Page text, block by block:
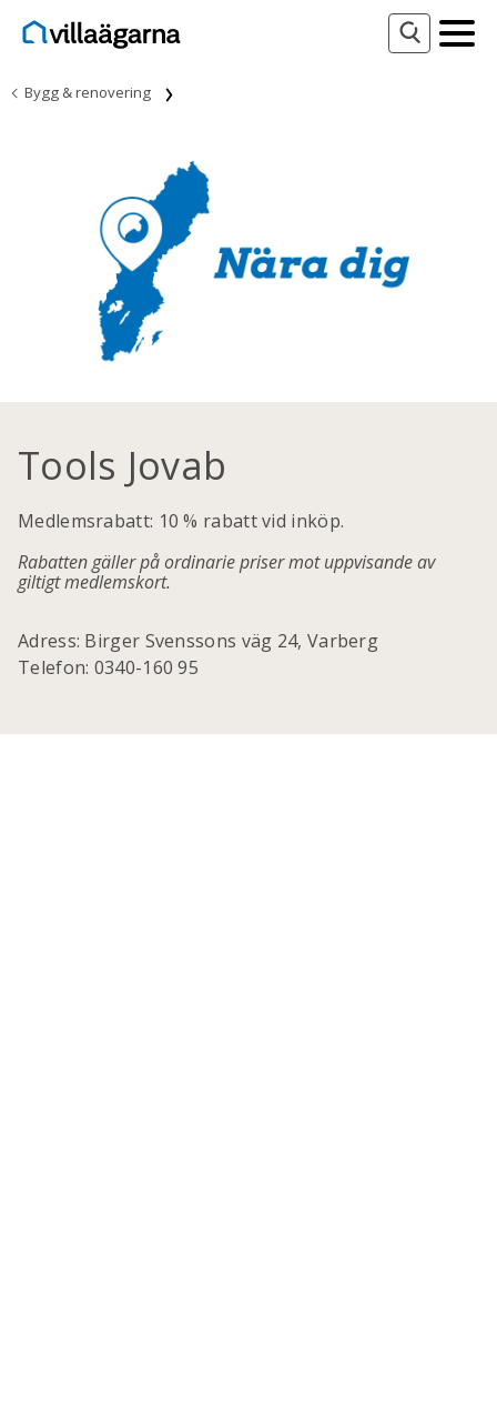
Bygg & renovering
Tools Jovab
Medlemsrabatt: 10 % rabatt vid inköp.
Rabatten gäller på ordinarie priser mot uppvisande av
giltigt medlemskort.
Adress: Birger Svenssons väg 24, Varberg
Telefon: 0340-160 95